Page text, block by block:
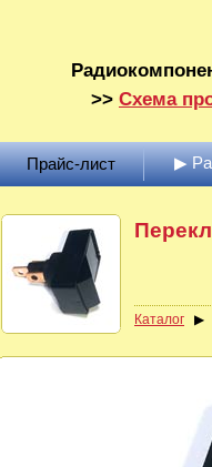
>> Схема
Прайс-лист ▶
Каталог